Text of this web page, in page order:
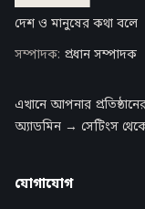
দেশ ও মানুষের কথা বলে
সম্পাদক: প্রধান সম্পাদক
এখানে আপনার
অ্যাডমিন → সেটিংস
যোগাযোগ